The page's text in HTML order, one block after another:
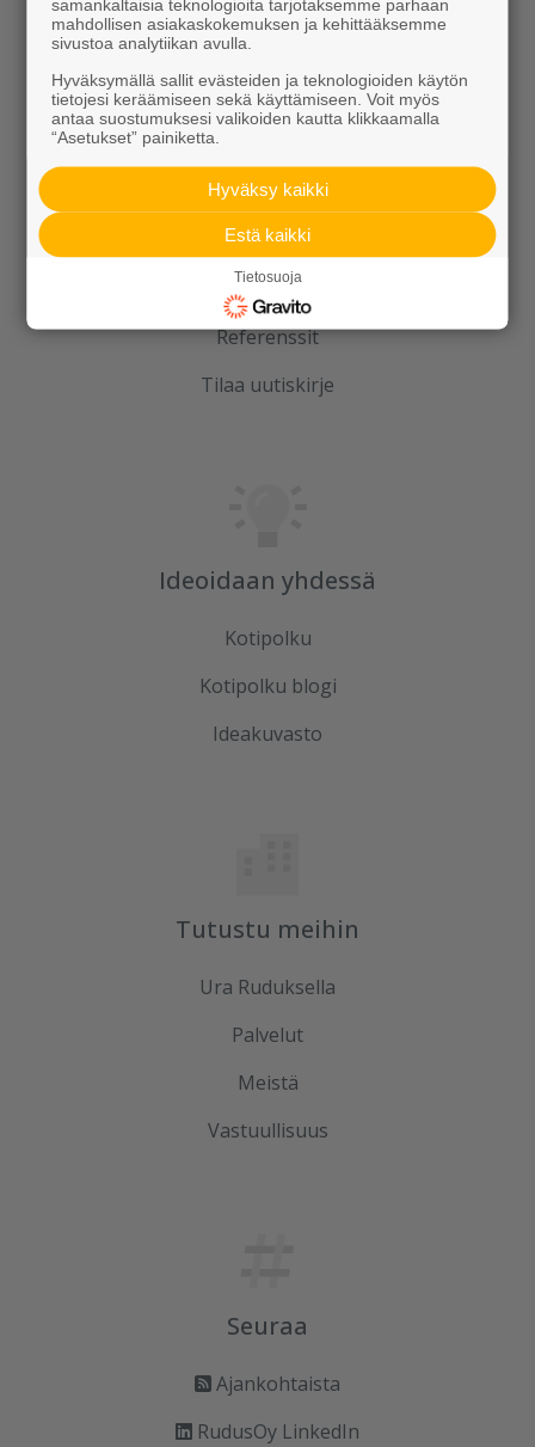
Kierrätys
Rudus
Uutiset
Referenssit
Tilaa uutiskirje
Ideoidaan yhdessä
Kotipolku
Kotipolku blogi
Ideakuvasto
Tutustu meihin
Ura Ruduksella
Palvelut
Meistä
Vastuullisuus
Seuraa
Ajankohtaista
RudusOy LinkedIn
samankaltaisia teknologioita tarjotaksemme parhaan
mahdollisen asiakaskokemuksen ja kehittääksemme
sivustoa analytiikan avulla.
Hyväksymällä sallit evästeiden ja teknologioiden käytön
tietojesi keräämiseen sekä käyttämiseen. Voit myös
antaa suostumuksesi valikoiden kautta klikkaamalla
“Asetukset” painiketta.
Hyväksy kaikki
Estä kaikki
Tietosuoja